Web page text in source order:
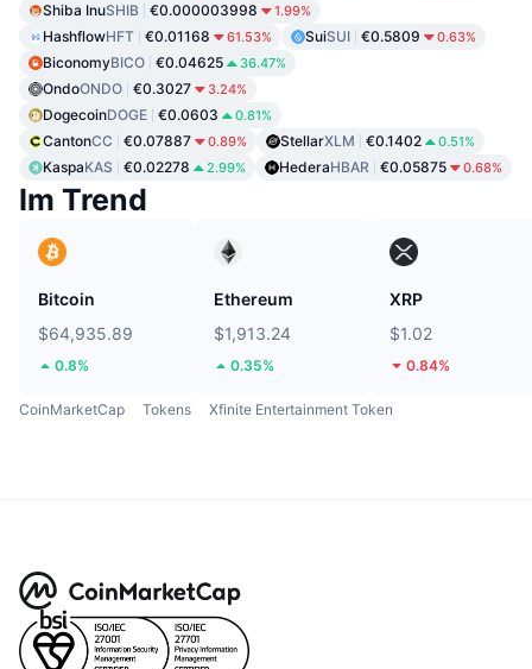
Shiba InuSHIB €0.000003998 1.99%
HashflowHFT €0.01168 61.53% SuiSUI €0.5809 0.63%
BiconomyBICO €0.04625 36.47%
OndoONDO €0.3027 3.24%
DogecoinDOGE €0.0603 0.81%
CantonCC €0.07887 0.89% StellarXLM €0.1402 0.51%
KaspaKAS €0.02278 2.99% HederaHBAR €0.05875 0.68%
Im Trend
Bitcoin
$64,935.89
0.8%
Ethereum
$1,913.24
0.35%
XRP
$1.02
0.84%
CoinMarketCap Tokens Xfinite Entertainment Token